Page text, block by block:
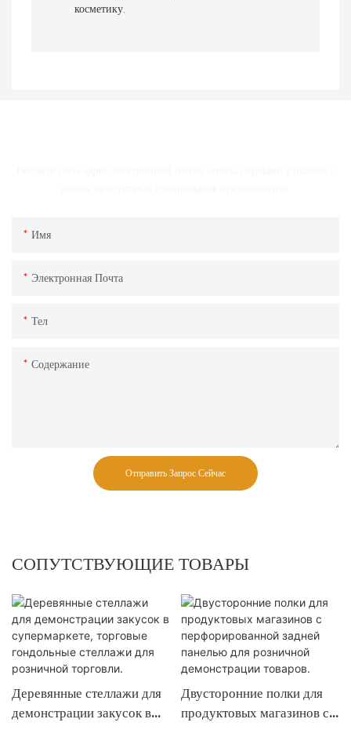
косметику.
Имя
Электронная Почта
Тел
Содержание
Отправить Запрос Сейчас
СОПУТСТВУЮЩИЕ ТОВАРЫ
Деревянные стеллажи для
демонстрации закусок в
Двусторонние полки для
продуктовых магазинов с